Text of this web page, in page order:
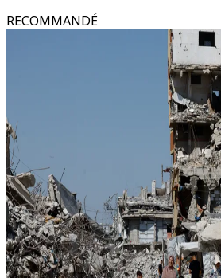
RECOMMANDÉ